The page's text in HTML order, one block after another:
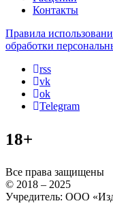
Контакты
Правила
обработки
rss
vk
ok
Telegram
18+
Все права защищены
© 2018 – 2025
Учредитель: ООО